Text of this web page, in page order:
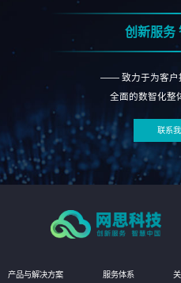
创新服务
—— 致力于为客户
全面的数智化
联系
产品与解决方案 服务体系